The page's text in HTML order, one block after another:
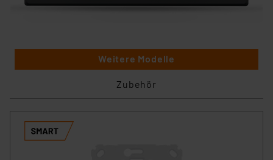
Weitere Modelle
Zubehör